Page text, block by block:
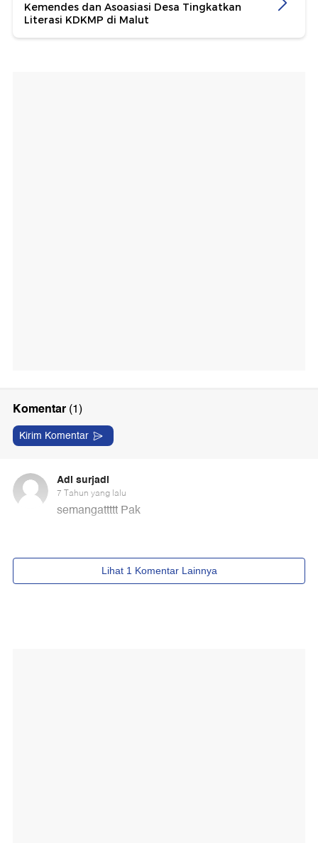
Kemendes dan Asoasiasi Desa Tingkatkan
Literasi KDKMP di Malut